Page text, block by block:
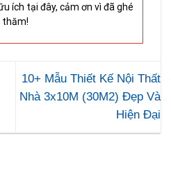
ích tại đây, cảm ơn vì đã ghé
thăm!
10+ Mẫu Thiết Kế Nội Thất
Nhà 3x10M (30M2) Đẹp Và
Hiện Đại